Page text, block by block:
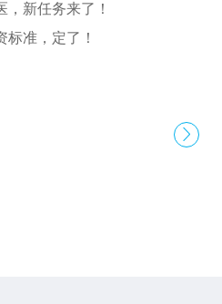
，新任务来了！
准，定了！
